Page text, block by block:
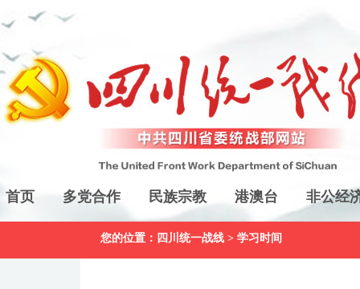
首页 多党合作 民族宗教 港澳台 非公经
您的位置： 四川统一战线 > 学习时间